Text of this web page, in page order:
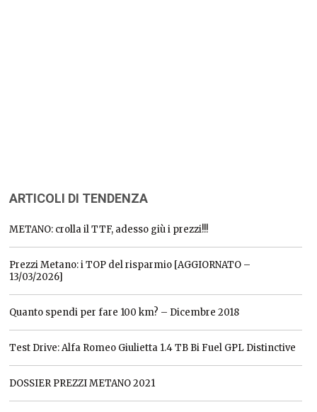
ARTICOLI DI TENDENZA
METANO: crolla il TTF, adesso giù i prezzi!!!
Prezzi Metano: i TOP del risparmio [AGGIORNATO –
13/03/2026]
Quanto spendi per fare 100 km? – Dicembre 2018
Test Drive: Alfa Romeo Giulietta 1.4 TB Bi Fuel GPL Distinctive
DOSSIER PREZZI METANO 2021